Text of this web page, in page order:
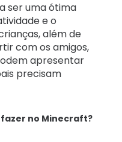
ser uma ótima
e o
além de
com os amigos,
apresentar
precisam
no Minecraft?